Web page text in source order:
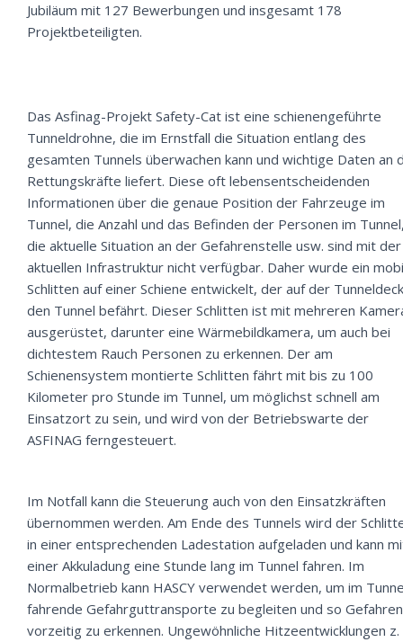
Jubiläum mit 127 Bewerbungen und insgesamt 178
Projektbeteiligten.
Das Asfinag-Projekt Safety-Cat ist eine schienengeführte
Tunneldrohne, die im Ernstfall die Situation entlang des
gesamten Tunnels überwachen kann und wichtige Daten an
Rettungskräfte liefert. Diese oft lebensentscheidenden
Informationen über die genaue Position der Fahrzeuge im
Tunnel, die Anzahl und das Befinden der Personen im
die aktuelle Situation an der Gefahrenstelle usw. sind mit der
aktuellen Infrastruktur nicht verfügbar. Daher wurde ein
Schlitten auf einer Schiene entwickelt, der auf der
den Tunnel befährt. Dieser Schlitten ist mit mehreren
ausgerüstet, darunter eine Wärmebildkamera, um auch bei
dichtestem Rauch Personen zu erkennen. Der am
Schienensystem montierte Schlitten fährt mit bis zu 100
Kilometer pro Stunde im Tunnel, um möglichst schnell am
Einsatzort zu sein, und wird von der Betriebswarte der
ASFINAG ferngesteuert.
Im Notfall kann die Steuerung auch von den Einsatzkräften
übernommen werden. Am Ende des Tunnels wird der
in einer entsprechenden Ladestation aufgeladen und kann
einer Akkuladung eine Stunde lang im Tunnel fahren. Im
Normalbetrieb kann HASCY verwendet werden, um im
fahrende Gefahrguttransporte zu begleiten und so Gefahren
vorzeitig zu erkennen. Ungewöhnliche Hitzeentwicklungen z.